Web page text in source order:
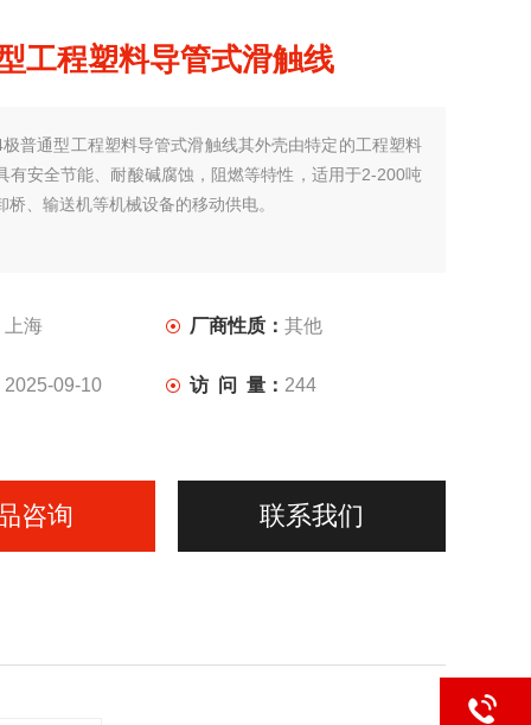
工程塑料导管式滑触线
极普通型工程塑料导管式滑触线其外壳由特定的工程塑料
有安全节能、耐酸碱腐蚀，阻燃等特性，适用于2-200吨
桥、输送机等机械设备的移动供电。
上海 厂商性质：其他
2025-09-10 访 问 量： 244
咨询 联系我们